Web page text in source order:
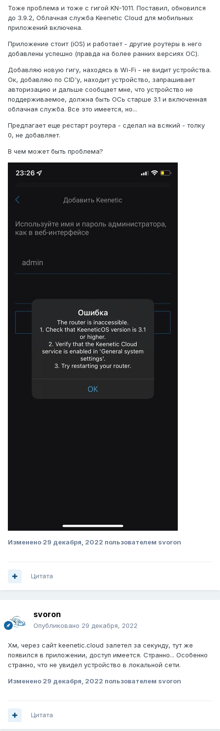
Тоже проблема и тоже с гигой KN-1011. Поставил, обновился
до 3.9.2, Облачная служба Keenetic Cloud для мобильных
приложений включена.
Приложение стоит (iOS) и работает - другие роутеры в него
добавлены успешно (правда на более ранних версиях ОС).
Добавляю новую гигу, находясь в Wi-Fi - не видит устройства.
Ок, добавляю по CID'у, находит устройство, запрашивает
авторизацию и дальше сообщает мне, что устройство не
поддерживаемое, должна быть ОСь старше 3.1 и включенная
облачная служба. Все это имеется, но...
Предлагает еще рестарт роутера - сделал на всякий - толку
0, не добавляет.
В чем может быть проблема?
Изменено 29 декабря, 2022 пользователем svoron
Цитата
svoron
Опубликовано 29 декабря, 2022
Хм, через сайт keenetic.cloud залетел за секунду, тут же
появился в приложении, доступ имеется. Странно... Особенно
странно, что не увидел устройство в локальной сети.
Изменено 29 декабря, 2022 пользователем svoron
Цитата